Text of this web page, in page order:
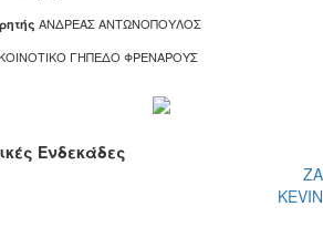
ΑΝΔΡΕΑΣ ΑΝΤΩΝΟΠΟΥΛΟΣ
ΓΗΠΕΔΟ ΦΡΕΝΑΡΟΥΣ
Ενδεκάδες